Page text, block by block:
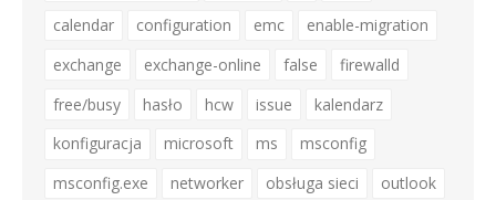
calendar
configuration emc
enable-migration
exchange
exchange-online false
firewalld
free/busy
hasło hcw issue
kalendarz
konfiguracja
microsoft ms
msconfig
msconfig.exe
networker obsługa sieci outlook